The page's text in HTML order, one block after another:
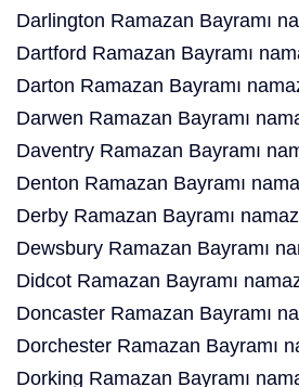
Darlington Ramazan Bayramı
Dartford Ramazan Bayramı
Darton Ramazan Bayramı
Darwen Ramazan Bayramı
Daventry Ramazan Bayramı
Denton Ramazan Bayramı
Derby Ramazan Bayramı
Dewsbury Ramazan Bayramı
Didcot Ramazan Bayramı
Doncaster Ramazan Bayramı
Dorchester Ramazan Bayramı
Dorking Ramazan Bayramı